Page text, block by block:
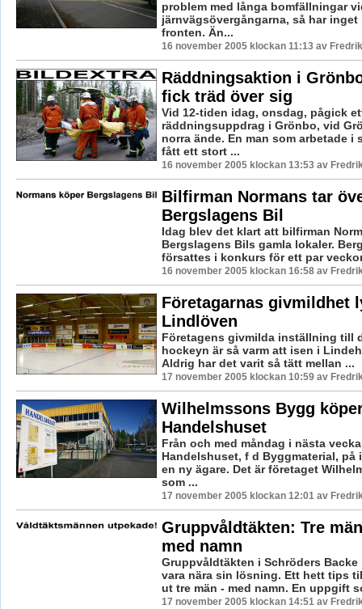
problem med långa bomfällningar
järnvägsövergångarna, så har
fronten. Än...
16 november 2005 klockan 11:13 av
Räddningsaktion i
fick träd över sig
Vid 12-tiden idag, onsdag, pågick
räddningsuppdrag i Grönbo, vid
norra ände. En man som arbetade i
fått ett stort ...
16 november 2005 klockan 13:53 av
Bilfirman Normans tar
Bergslagens Bil
Idag blev det klart att bilfirman
Bergslagens Bils gamla lokaler.
försattes i konkurs för ett par
16 november 2005 klockan 16:58 av
Företagarnas givmildhet
Lindlöven
Företagens givmilda inställning till
hockeyn är så varm att isen i
Aldrig har det varit så tätt mellan ...
17 november 2005 klockan 10:59 av
Wilhelmssons Bygg
Handelshuset
Från och med måndag i nästa
Handelshuset, f d Byggmaterial, på
en ny ägare. Det är företaget
som ...
17 november 2005 klockan 12:01 av
Gruppvåldtäkten: Tre
med namn
Gruppvåldtäkten i Schröders
vara nära sin lösning. Ett hett tips
ut tre män - med namn. En uppgift
17 november 2005 klockan 14:51 av